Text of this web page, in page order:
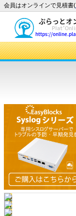
会員はオンラインで見積書(